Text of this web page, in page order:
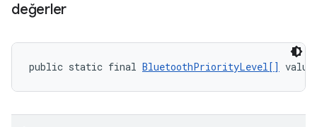
değerler
public static final BluetoothPriorityLevel[]